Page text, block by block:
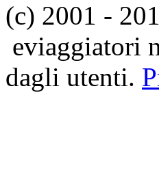
(c) 2001 -
eviaggiatori
dagli utenti.